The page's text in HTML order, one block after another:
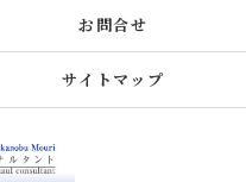
お問合せ
サイトマップ